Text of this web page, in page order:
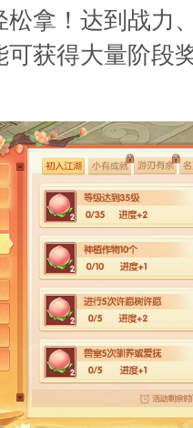
松拿！达到战力
可获得大量阶段